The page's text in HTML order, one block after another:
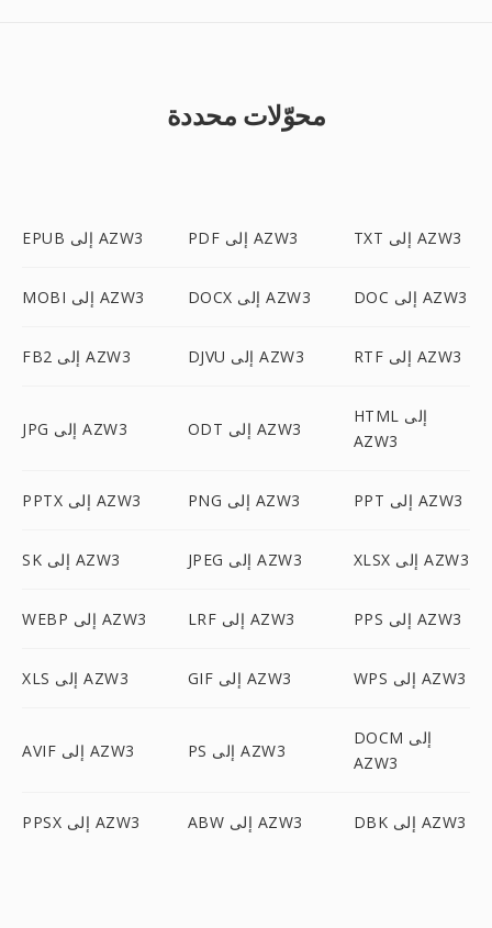
محوّلات محددة
EPUB إلى AZW3 PDF إلى AZW3 TXT إلى AZW3
MOBI إلى AZW3 DOCX إلى AZW3 DOC إلى AZW3
FB2 إلى AZW3 DJVU إلى AZW3 RTF إلى AZW3
JPG إلى AZW3 ODT إلى AZW3
HTML إلى
AZW3
PPTX إلى AZW3 PNG إلى AZW3 PPT إلى AZW3
SK إلى AZW3 JPEG إلى AZW3 XLSX إلى AZW3
WEBP إلى AZW3 LRF إلى AZW3 PPS إلى AZW3
XLS إلى AZW3 GIF إلى AZW3 WPS إلى AZW3
AVIF إلى AZW3 PS إلى AZW3
DOCM إلى
AZW3
PPSX إلى AZW3 ABW إلى AZW3 DBK إلى AZW3